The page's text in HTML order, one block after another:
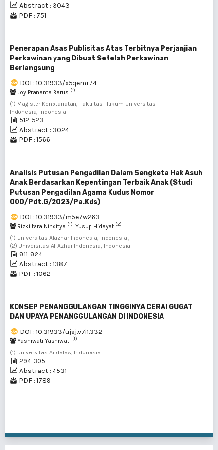
Abstract : 3043
PDF : 751
Penerapan Asas Publisitas Atas Terbitnya Perjanjian
Perkawinan yang Dibuat Setelah Perkawinan
Berlangsung
DOI : 10.31933/x5qemr74
Joy Prananta Barus (1)
(1) Magister Kenotariatan, Fakultas Hukum Universitas
Indonesia, Indonesia
512-523
Abstract : 3024
PDF : 1566
Analisis Putusan Pengadilan Dalam Sengketa Hak Asuh
Anak Berdasarkan Kepentingan Terbaik Anak (Studi
Putusan Pengadilan Agama Kudus Nomor
000/Pdt.G/2023/Pa.Kds)
DOI : 10.31933/m5e7w263
Rizki tara Ninditya (1) , Yusup Hidayat (2)
(1) Universitas Alazhar Indonesia, Indonesia ,
(2) Universitas Al-Azhar Indonesia, Indonesia
811-824
Abstract : 1387
PDF : 1062
KONSEP PENANGGULANGAN TINGGINYA CERAI GUGAT
DAN UPAYA PENANGGULANGAN DI INDONESIA
DOI : 10.31933/ujsj.v7i1.332
Yasniwati Yasniwati (1)
(1) Universitas Andalas, Indonesia
294-305
Abstract : 4531
PDF : 1789